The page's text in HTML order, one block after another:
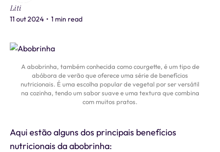
Liti
11 out 2024 • 1 min read
A abobrinha, também conhecida como courgette, é um tipo de
abóbora de verão que oferece uma série de benefícios
nutricionais. É uma escolha popular de vegetal por ser versátil
na cozinha, tendo um sabor suave e uma textura que combina
com muitos pratos.
Aqui estão alguns dos principais benefícios
nutricionais da abobrinha: